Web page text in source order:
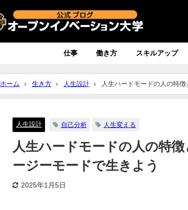
仕事 働き方 スキルアップ
ホーム 生き方 人生設計 人生ハードモードの人の特
人生設計 自己分析 人生変える
人生ハードモードの人の特
ージーモードで生きよう
2025年1月5日